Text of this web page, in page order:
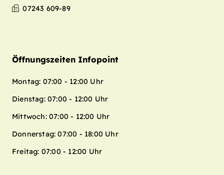
07243 609-89
Öffnungszeiten Infopoint
Montag: 07:00 - 12:00 Uhr
Dienstag: 07:00 - 12:00 Uhr
Mittwoch: 07:00 - 12:00 Uhr
Donnerstag: 07:00 - 18:00 Uhr
Freitag: 07:00 - 12:00 Uhr